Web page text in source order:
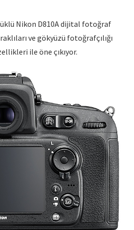
Nikon D810A dijital fotoğraf
ve gökyüzü fotoğrafçılığı
ile öne çıkıyor.